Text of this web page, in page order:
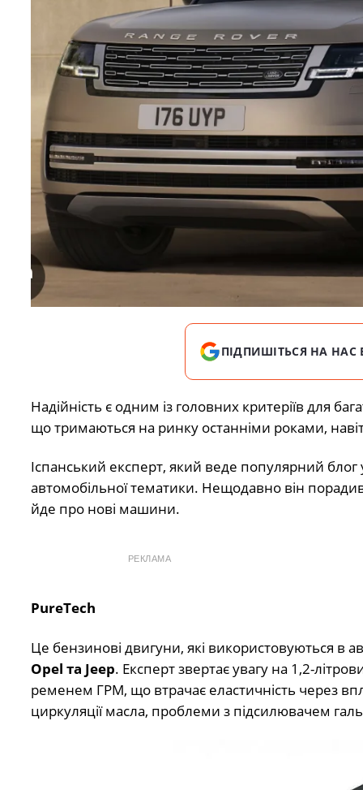
ПІДПИШІТЬСЯ НА НАС В
Надійність є одним із головних критеріїв для
що тримаються на ринку останніми роками,
Іспанський експерт, який веде популярний
автомобільної тематики. Нещодавно він
йде про нові машини.
РЕКЛАМА
PureTech
Це бензинові двигуни, які використовуються в
Opel та Jeep. Експерт звертає увагу на 1,2-
ременем ГРМ, що втрачає еластичність через
циркуляції масла, проблеми з підсилювачем